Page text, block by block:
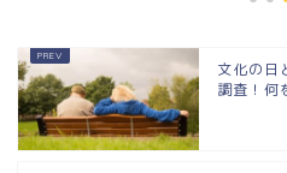
文化の日
調査！何